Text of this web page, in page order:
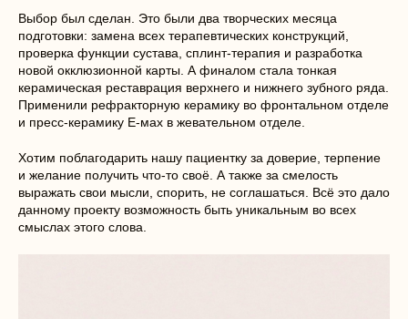
Выбор был сделан. Это были два творческих месяца
подготовки: замена всех терапевтических конструкций,
проверка функции сустава, сплинт-терапия и разработка
новой окклюзионной карты. А финалом стала тонкая
керамическая реставрация верхнего и нижнего зубного ряда.
Применили рефракторную керамику во фронтальном отделе
и пресс-керамику E-мах в жевательном отделе.
Хотим поблагодарить нашу пациентку за доверие, терпение
и желание получить что-то своё. А также за смелость
выражать свои мысли, спорить, не соглашаться. Всё это дало
данному проекту возможность быть уникальным во всех
смыслах этого слова.